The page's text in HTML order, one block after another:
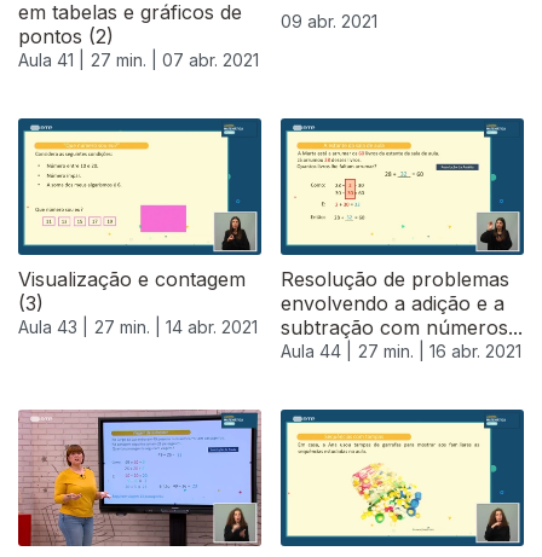
em tabelas e gráficos de
pontos (2)
Aula 41 | 27 min. | 07 abr. 2021
09 abr. 2021
Visualização e contagem
(3)
Aula 43 | 27 min. | 14 abr. 2021
Resolução de problemas
envolvendo a adição e a
subtração com números...
Aula 44 | 27 min. | 16 abr. 2021